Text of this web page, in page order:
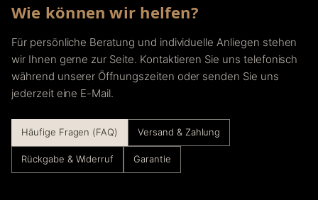
Wie können wir helfen?
Für persönliche Beratung und individuelle Anliegen stehen
wir Ihnen gerne zur Seite. Kontaktieren Sie uns telefonisch
während unserer Öffnungszeiten oder senden Sie uns
jederzeit eine E-Mail.
Häufige Fragen (FAQ) Versand & Zahlung
Rückgabe & Widerruf Garantie